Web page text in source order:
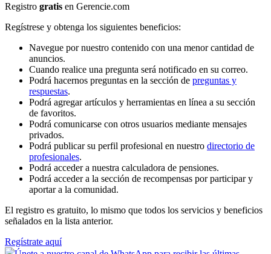
Registro gratis en Gerencie.com
Regístrese y obtenga los siguientes beneficios:
Navegue por nuestro contenido con una menor cantidad de
anuncios.
Cuando realice una pregunta será notificado en su correo.
Podrá hacernos preguntas en la sección de preguntas y
respuestas.
Podrá agregar artículos y herramientas en línea a su sección
de favoritos.
Podrá comunicarse con otros usuarios mediante mensajes
privados.
Podrá publicar su perfil profesional en nuestro directorio de
profesionales.
Podrá acceder a nuestra calculadora de pensiones.
Podrá acceder a la sección de recompensas por participar y
aportar a la comunidad.
El registro es gratuito, lo mismo que todos los servicios y beneficios
señalados en la lista anterior.
Regístrate aquí